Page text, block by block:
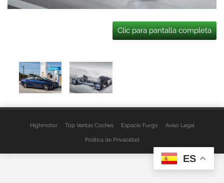
Clic para pantalla completa
Highmotor Top Ventas Coches Espacio Furgo Aviso Legal
Política de Privacidad
ES